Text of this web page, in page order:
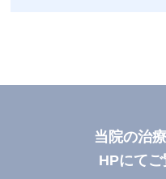
当院の治
HPにて